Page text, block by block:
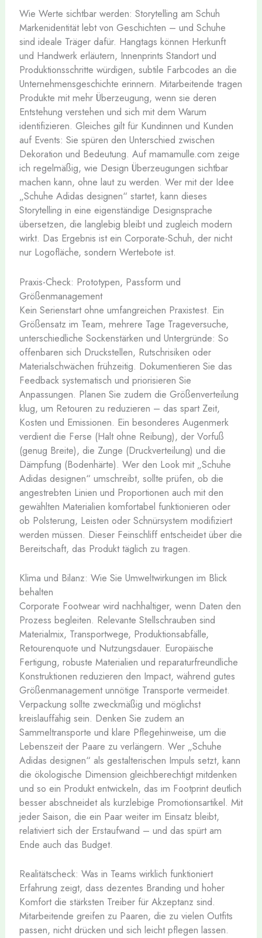
Wie Werte sichtbar werden: Storytelling am Schuh
Markenidentität lebt von Geschichten – und Schuhe
sind ideale Träger dafür. Hangtags können Herkunft
und Handwerk erläutern, Innenprints Standort und
Produktionsschritte würdigen, subtile Farbcodes an die
Unternehmensgeschichte erinnern. Mitarbeitende tragen
Produkte mit mehr Überzeugung, wenn sie deren
Entstehung verstehen und sich mit dem Warum
identifizieren. Gleiches gilt für Kundinnen und Kunden
auf Events: Sie spüren den Unterschied zwischen
Dekoration und Bedeutung. Auf mamamulle.com zeige
ich regelmäßig, wie Design Überzeugungen sichtbar
machen kann, ohne laut zu werden. Wer mit der Idee
„Schuhe Adidas designen“ startet, kann dieses
Storytelling in eine eigenständige Designsprache
übersetzen, die langlebig bleibt und zugleich modern
wirkt. Das Ergebnis ist ein Corporate-Schuh, der nicht
nur Logofläche, sondern Wertebote ist.
Praxis-Check: Prototypen, Passform und
Größenmanagement
Kein Serienstart ohne umfangreichen Praxistest. Ein
Größensatz im Team, mehrere Tage Trageversuche,
unterschiedliche Sockenstärken und Untergründe: So
offenbaren sich Druckstellen, Rutschrisiken oder
Materialschwächen frühzeitig. Dokumentieren Sie das
Feedback systematisch und priorisieren Sie
Anpassungen. Planen Sie zudem die Größenverteilung
klug, um Retouren zu reduzieren – das spart Zeit,
Kosten und Emissionen. Ein besonderes Augenmerk
verdient die Ferse (Halt ohne Reibung), der Vorfuß
(genug Breite), die Zunge (Druckverteilung) und die
Dämpfung (Bodenhärte). Wer den Look mit „Schuhe
Adidas designen“ umschreibt, sollte prüfen, ob die
angestrebten Linien und Proportionen auch mit den
gewählten Materialien komfortabel funktionieren oder
ob Polsterung, Leisten oder Schnürsystem modifiziert
werden müssen. Dieser Feinschliff entscheidet über die
Bereitschaft, das Produkt täglich zu tragen.
Klima und Bilanz: Wie Sie Umweltwirkungen im Blick
behalten
Corporate Footwear wird nachhaltiger, wenn Daten den
Prozess begleiten. Relevante Stellschrauben sind
Materialmix, Transportwege, Produktionsabfälle,
Retourenquote und Nutzungsdauer. Europäische
Fertigung, robuste Materialien und reparaturfreundliche
Konstruktionen reduzieren den Impact, während gutes
Größenmanagement unnötige Transporte vermeidet.
Verpackung sollte zweckmäßig und möglichst
kreislauffähig sein. Denken Sie zudem an
Sammeltransporte und klare Pflegehinweise, um die
Lebenszeit der Paare zu verlängern. Wer „Schuhe
Adidas designen“ als gestalterischen Impuls setzt, kann
die ökologische Dimension gleichberechtigt mitdenken
und so ein Produkt entwickeln, das im Footprint deutlich
besser abschneidet als kurzlebige Promotionsartikel. Mit
jeder Saison, die ein Paar weiter im Einsatz bleibt,
relativiert sich der Erstaufwand – und das spürt am
Ende auch das Budget.
Realitätscheck: Was in Teams wirklich funktioniert
Erfahrung zeigt, dass dezentes Branding und hoher
Komfort die stärksten Treiber für Akzeptanz sind.
Mitarbeitende greifen zu Paaren, die zu vielen Outfits
passen, nicht drücken und sich leicht pflegen lassen.